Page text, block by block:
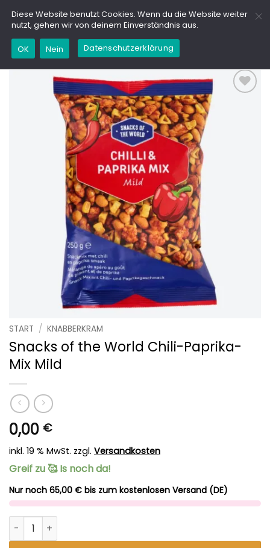
Inhalt
springen
START / KNABBERKRAM
Snacks of the World Chili-Paprika-
Mix Mild
0,00 €
inkl. 19 % MwSt. zzgl. Versandkosten
Greif zu 🥰 Is noch da!
Nur noch 65,00 € bis zum kostenlosen Versand (DE)
Snacks of the World Chili-Paprika-Mix Mild Menge
Alternative:
Diese Website benutzt Cookies. Wenn du die Website weiter
nutzt, gehen wir von deinem Einverständnis aus.
OK Nein Datenschutzerklärung